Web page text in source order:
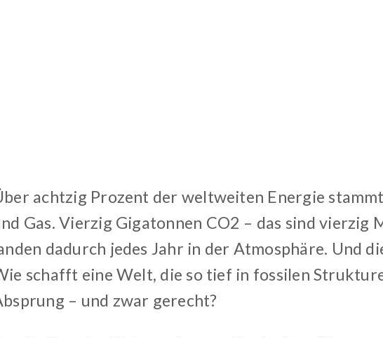
achtzig Prozent der weltweiten Energie
Gas. Vierzig Gigatonnen CO2 – das sind vierzig
dadurch jedes Jahr in der Atmosphäre. Und
schafft eine Welt, die so tief in fossilen
– und zwar gerecht?